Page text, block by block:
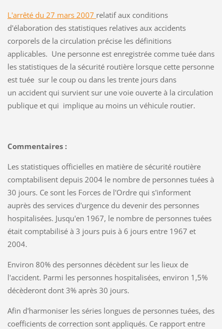
L'arrêté du 27 mars 2007 relatif aux conditions
d'élaboration des statistiques relatives aux accidents
corporels de la circulation précise les définitions
applicables. Une personne est enregistrée comme tuée dans
les statistiques de la sécurité routière lorsque cette personne
est tuée sur le coup ou dans les trente jours dans
un accident qui survient sur une voie ouverte à la circulation
publique et qui implique au moins un véhicule routier.
Commentaires :
Les statistiques officielles en matière de sécurité routière
comptabilisent depuis 2004 le nombre de personnes tuées à
30 jours. Ce sont les Forces de l'Ordre qui s'informent
auprès des services d'urgence du devenir des personnes
hospitalisées. Jusqu'en 1967, le nombre de personnes tuées
était comptabilisé à 3 jours puis à 6 jours entre 1967 et
2004.
Environ 80% des personnes décèdent sur les lieux de
l'accident. Parmi les personnes hospitalisées, environ 1,5%
décèderont dont 3% après 30 jours.
Afin d'harmoniser les séries longues de personnes tuées, des
coefficients de correction sont appliqués. Ce rapport entre